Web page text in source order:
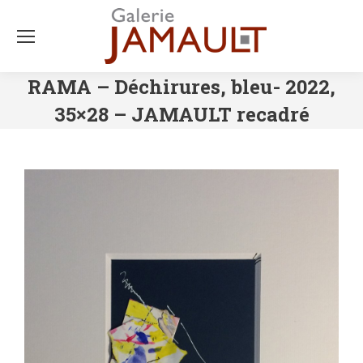
RAMA – Déchirures, bleu- 2022,
35×28 – JAMAULT recadré